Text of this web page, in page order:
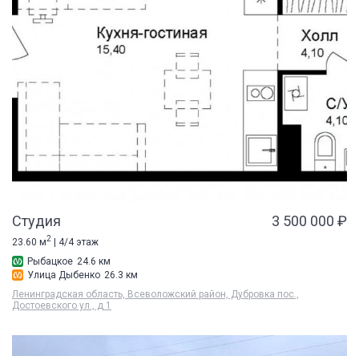
Студия 3 500 000 ₽
23.60 м2 | 4/4 этаж
Рыбацкое 24.6 км
Улица Дыбенко 26.3 км
Ленинградская область, Всеволожский район, Дубровка пос.,
Достоевского ул., д 1